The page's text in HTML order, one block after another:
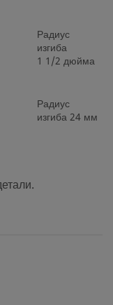
Радиус
изгиба
1 1/2 дюйма
Радиус
изгиба 24 мм